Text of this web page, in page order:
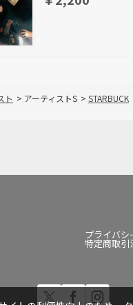
ト > アーティストS > STARBUCK
プライバシ
特定商取引